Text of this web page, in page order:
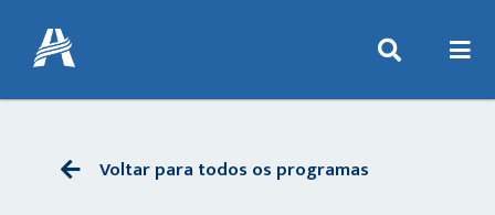
Voltar para todos os programas